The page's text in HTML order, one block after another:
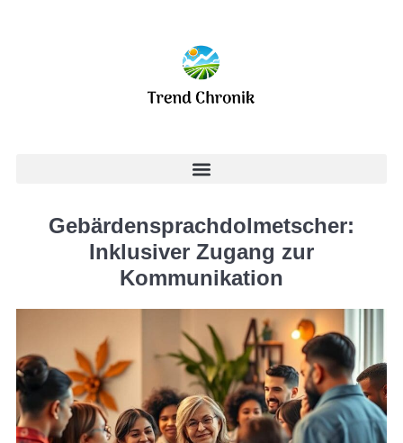
Gebärdensprachdolmetscher:
Inklusiver Zugang zur
Kommunikation